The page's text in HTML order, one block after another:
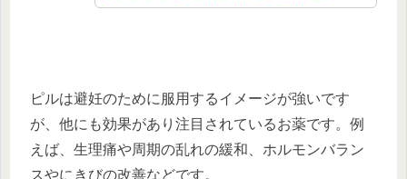
ピルは避妊のために服用するイメージが強いです
が、他にも効果があり注目されているお薬です。例
えば、生理痛や周期の乱れの緩和、ホルモンバラン
スやにきびの改善などです。